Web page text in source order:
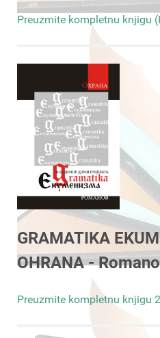
Preuzmite kompletnu knjigu
GRAMATIKA
OHRANA -
Preuzmite kompletnu knjigu